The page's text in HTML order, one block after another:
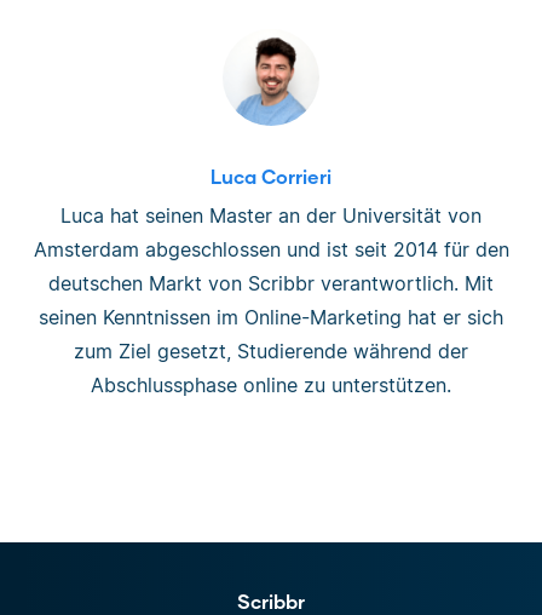
Luca Corrieri
Luca hat seinen Master an der Universität von
Amsterdam abgeschlossen und ist seit 2014 für den
deutschen Markt von Scribbr verantwortlich. Mit
seinen Kenntnissen im Online-Marketing hat er sich
zum Ziel gesetzt, Studierende während der
Abschlussphase online zu unterstützen.
Scribbr